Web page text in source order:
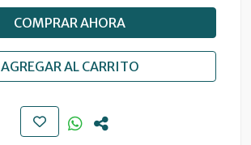
COMPRAR AHORA
AGREGAR AL CARRITO